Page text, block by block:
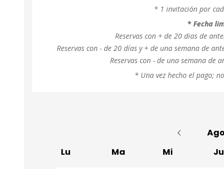
* 1 invitación por
* Fecha
Reservas con + de 20 dias de
Reservas con - de 20 días y + de una semana de
Reservas con - de una semana de
* Una vez hecho el pago;
Lu
Ma Mi Ju